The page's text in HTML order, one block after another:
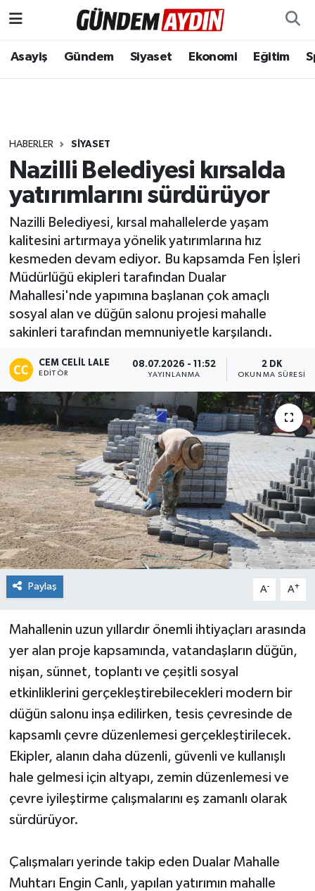
Asayiş Gündem Siyaset Ekonomi Eğitim
HABERLER SIYASET
Nazilli Belediyesi kırsalda
yatırımlarını sürdürüyor
Nazilli Belediyesi, kırsal mahallelerde yaşam
kalitesini artırmaya yönelik yatırımlarına hız
kesmeden devam ediyor. Bu kapsamda Fen İşleri
Müdürlüğü ekipleri tarafından Dualar
Mahallesi'nde yapımına başlanan çok amaçlı
sosyal alan ve düğün salonu projesi mahalle
sakinleri tarafından memnuniyetle karşılandı.
CEM CELIL LALE
EDITÖR
08.07.2026 - 11:52
YAYINLANMA
2 DK
OKUNMA SÜRESI
Paylaş A- A+
Mahallenin uzun yıllardır önemli ihtiyaçları arasında
yer alan proje kapsamında, vatandaşların düğün,
nişan, sünnet, toplantı ve çeşitli sosyal
etkinliklerini gerçekleştirebilecekleri modern bir
düğün salonu inşa edilirken, tesis çevresinde de
kapsamlı çevre düzenlemesi gerçekleştirilecek.
Ekipler, alanın daha düzenli, güvenli ve kullanışlı
hale gelmesi için altyapı, zemin düzenlemesi ve
çevre iyileştirme çalışmalarını eş zamanlı olarak
sürdürüyor.
Çalışmaları yerinde takip eden Dualar Mahalle
Muhtarı Engin Canlı, yapılan yatırımın mahalle
Aydın Nöbetçi Eczaneler
Aydın Trafik Yoğunluk Haritası
Süper Lig Puan Durumu ve Fikstür
Tüm Manşetler
Son Dakika Haberleri
Haber Arşivi